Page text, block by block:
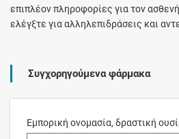
επιπλέον πληροφορίες για τον
ελέγξτε για αλληλεπιδράσεις και
Συγχορηγούμενα φάρμακα
Εμπορική ονομασία, δραστική